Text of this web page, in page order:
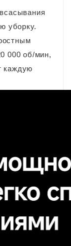
уборку.
000 об/мин,
каждую